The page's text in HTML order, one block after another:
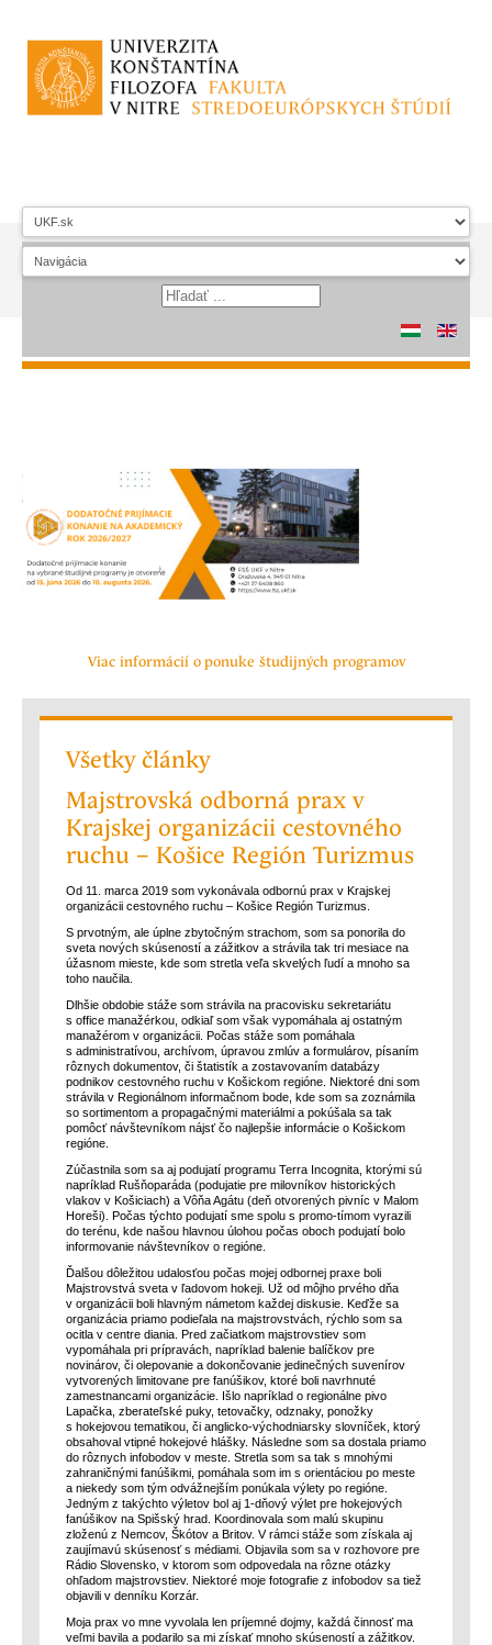
Viac informácií o ponuke študijných programov
Všetky články
Majstrovská odborná prax v
Krajskej organizácii cestovného
ruchu – Košice Región Turizmus
Od 11. marca 2019 som vykonávala odbornú prax v Krajskej
organizácii cestovného ruchu – Košice Región Turizmus.
S prvotným, ale úplne zbytočným strachom, som sa ponorila do
sveta nových skúseností a zážitkov a strávila tak tri mesiace na
úžasnom mieste, kde som stretla veľa skvelých ľudí a mnoho sa
toho naučila.
Dlhšie obdobie stáže som strávila na pracovisku sekretariátu
s office manažérkou, odkiaľ som však vypomáhala aj ostatným
manažérom v organizácii. Počas stáže som pomáhala
s administratívou, archívom, úpravou zmlúv a formulárov, písaním
rôznych dokumentov, či štatistík a zostavovaním databázy
podnikov cestovného ruchu v Košickom regióne. Niektoré dni som
strávila v Regionálnom informačnom bode, kde som sa zoznámila
so sortimentom a propagačnými materiálmi a pokúšala sa tak
pomôcť návštevníkom nájsť čo najlepšie informácie o Košickom
regióne.
Zúčastnila som sa aj podujatí programu Terra Incognita, ktorými sú
napríklad Rušňoparáda (podujatie pre milovníkov historických
vlakov v Košiciach) a Vôňa Agátu (deň otvorených pivníc v Malom
Horeši). Počas týchto podujatí sme spolu s promo-tímom vyrazili
do terénu, kde našou hlavnou úlohou počas oboch podujatí bolo
informovanie návštevníkov o regióne.
Ďalšou dôležitou udalosťou počas mojej odbornej praxe boli
Majstrovstvá sveta v ľadovom hokeji. Už od môjho prvého dňa
v organizácii boli hlavným námetom každej diskusie. Keďže sa
organizácia priamo podieľala na majstrovstvách, rýchlo som sa
ocitla v centre diania. Pred začiatkom majstrovstiev som
vypomáhala pri prípravách, napríklad balenie balíčkov pre
novinárov, či olepovanie a dokončovanie jedinečných suvenírov
vytvorených limitovane pre fanúšikov, ktoré boli navrhnuté
zamestnancami organizácie. Išlo napríklad o regionálne pivo
Lapačka, zberateľské puky, tetovačky, odznaky, ponožky
s hokejovou tematikou, či anglicko-východniarsky slovníček, ktorý
obsahoval vtipné hokejové hlášky. Následne som sa dostala priamo
do rôznych infobodov v meste. Stretla som sa tak s mnohými
zahraničnými fanúšikmi, pomáhala som im s orientáciou po meste
a niekedy som tým odvážnejším ponúkala výlety po regióne.
Jedným z takýchto výletov bol aj 1-dňový výlet pre hokejových
fanúšikov na Spišský hrad. Koordinovala som malú skupinu
zloženú z Nemcov, Škótov a Britov. V rámci stáže som získala aj
zaujímavú skúsenosť s médiami. Objavila som sa v rozhovore pre
Rádio Slovensko, v ktorom som odpovedala na rôzne otázky
ohľadom majstrovstiev. Niektoré moje fotografie z infobodov sa tiež
objavili v denníku Korzár.
Moja prax vo mne vyvolala len príjemné dojmy, každá činnosť ma
veľmi bavila a podarilo sa mi získať mnoho skúseností a zážitkov.